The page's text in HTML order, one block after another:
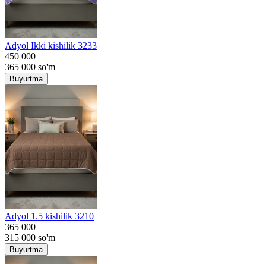
Adyol Ikki kishilik 3233
450 000
365 000 so'm
Buyurtma
Adyol 1.5 kishilik 3210
365 000
315 000 so'm
Buyurtma